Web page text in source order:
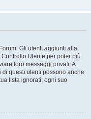
Gli utenti aggiunti alla
Utente per poter più
loro messaggi privati. A
questi utenti possono anche
lista ignorati, ogni suo